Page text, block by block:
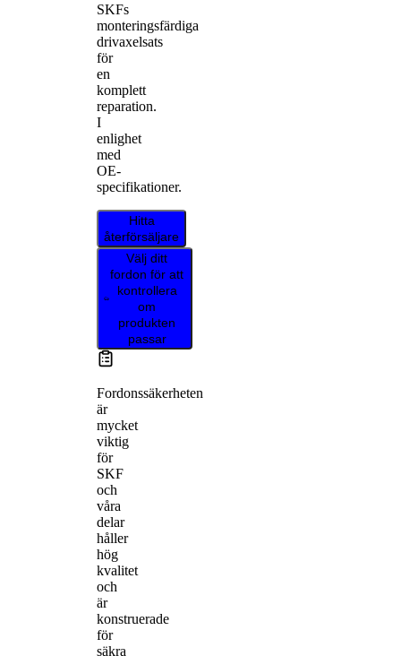
SKFs
monteringsfärdiga
drivaxelsats
för
en
komplett
reparation.
I
enlighet
med
OE-
specifikationer.
Hitta
återförsäljare
Välj ditt
fordon för att
kontrollera
om
produkten
passar
Fordonssäkerheten
är
mycket
viktig
för
SKF
och
våra
delar
håller
hög
kvalitet
och
är
konstruerade
för
säkra